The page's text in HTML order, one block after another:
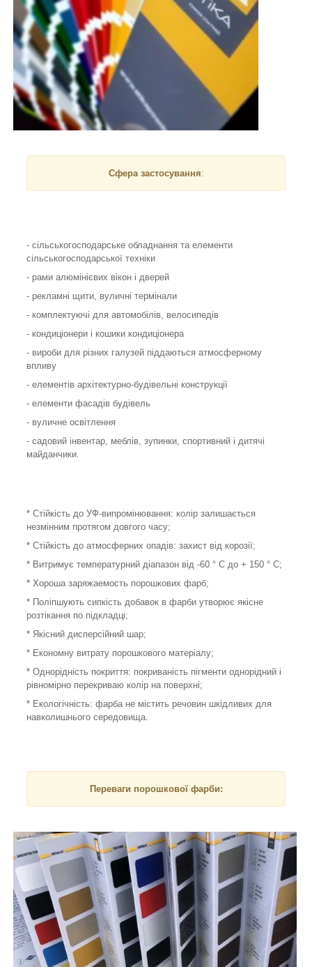
Сфера застосування:
- сільськогосподарське обладнання та елементи
сільськогосподарської техніки
- рами алюмінієвих вікон і дверей
- рекламні щити, вуличні термінали
- комплектуючі для автомобілів, велосипедів
- кондиціонери і кошики кондиціонера
- вироби для різних галузей піддаються атмосферному
впливу
- елементів архітектурно-будівельні конструкції
- елементи фасадів будівель
- вуличне освітлення
- садовий інвентар, меблів, зупинки, спортивний і дитячі
майданчики.
Переваги порошкової фарби:
* Стійкість до УФ-випромінювання: колір залишається
незмінним протягом довгого часу;
* Стійкість до атмосферних опадів: захист від корозії;
* Витримує температурний діапазон від -60 ° С до + 150 ° С;
* Хороша заряжаемость порошкових фарб;
* Поліпшують сипкість добавок в фарби утворює якісне
розтікання по підкладці;
* Якісний дисперсійний шар;
* Економну витрату порошкового матеріалу;
* Однорідність покриття: покриваність пігменти однорідний і
рівномірно перекриваю колір на поверхні;
* Екологічність: фарба не містить речовин шкідливих для
навколишнього середовища.